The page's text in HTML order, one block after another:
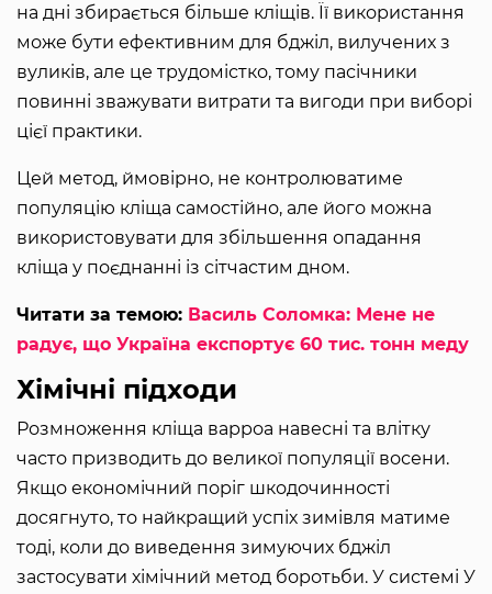
на дні збирається більше кліщів. Її використання
може бути ефективним для бджіл, вилучених з
вуликів, але це трудомістко, тому пасічники
повинні зважувати витрати та вигоди при виборі
цієї практики.
Цей метод, ймовірно, не контролюватиме
популяцію кліща самостійно, але його можна
використовувати для збільшення опадання
кліща у поєднанні із сітчастим дном.
Читати за темою: Василь Соломка: Мене не
радує, що Україна експортує 60 тис. тонн меду
Хімічні підходи
Розмноження кліща варроа навесні та влітку
часто призводить до великої популяції восени.
Якщо економічний поріг шкодочинності
досягнуто, то найкращий успіх зимівля матиме
тоді, коли до виведення зимуючих бджіл
застосувати хімічний метод боротьби. У системі У